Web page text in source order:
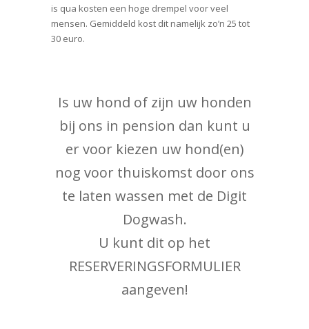
is qua kosten een hoge drempel voor veel
mensen. Gemiddeld kost dit namelijk zo’n 25 tot
30 euro.
Is uw hond of zijn uw honden
bij ons in pension dan kunt u
er voor kiezen uw hond(en)
nog voor thuiskomst door ons
te laten wassen met de Digit
Dogwash.
U kunt dit op het
RESERVERINGSFORMULIER
aangeven!